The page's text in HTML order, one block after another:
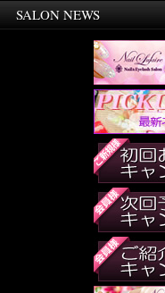
SALON NEWS